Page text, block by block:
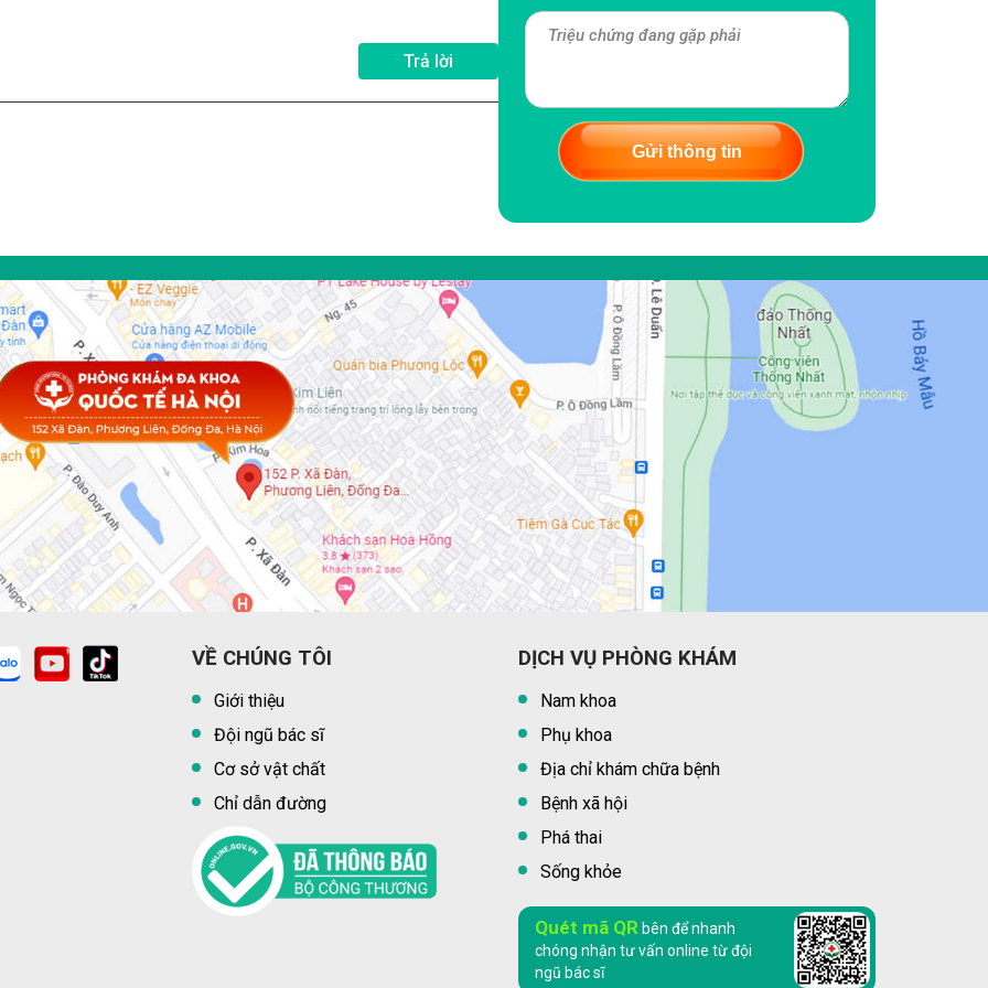
Trả lời
Gửi thông tin
VỀ CHÚNG TÔI
Giới thiệu
Đội ngũ bác sĩ
Cơ sở vật chất
Chỉ dẫn đường
DỊCH VỤ PHÒNG KHÁM
Nam khoa
Phụ khoa
Địa chỉ khám chữa bệnh
Bệnh xã hội
Phá thai
Sống khỏe
Quét mã QR bên để nhanh
chóng nhận tư vấn online từ đội
ngũ bác sĩ